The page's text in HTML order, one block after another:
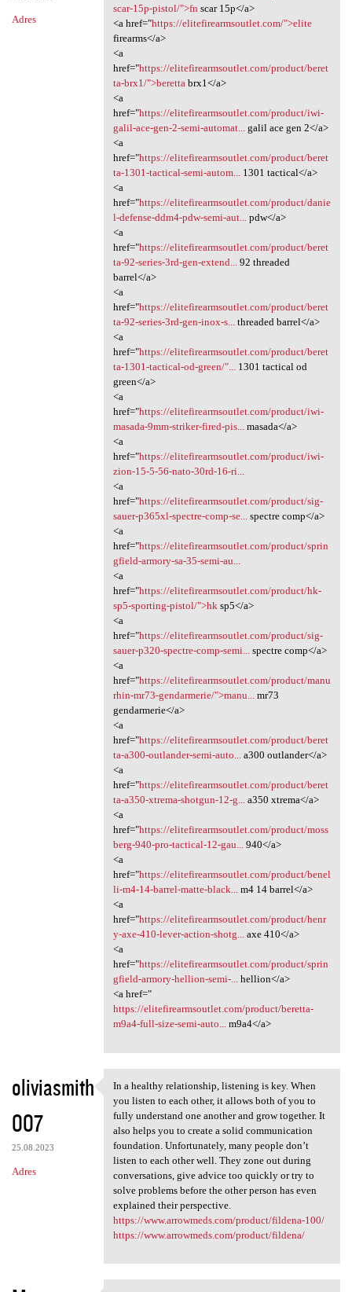
Adres
scar-15p-pistol/">fn scar 15p</a>
<a href="https://elitefirearmsoutlet.com/">elite
firearms</a>
<a
href="https://elitefirearmsoutlet.com/product/beret
ta-brx1/">beretta brx1</a>
<a
href="https://elitefirearmsoutlet.com/product/iwi-
galil-ace-gen-2-semi-automat...
galil ace gen 2</a>
<a
href="https://elitefirearmsoutlet.com/product/beret
ta-1301-tactical-semi-autom...
1301 tactical</a>
<a
href="https://elitefirearmsoutlet.com/product/danie
l-defense-ddm4-pdw-semi-aut...
pdw</a>
<a
href="https://elitefirearmsoutlet.com/product/beret
ta-92-series-3rd-gen-extend...
92 threaded
barrel</a>
<a
href="https://elitefirearmsoutlet.com/product/beret
ta-92-series-3rd-gen-inox-s...
threaded barrel</a>
<a
href="https://elitefirearmsoutlet.com/product/beret
ta-1301-tactical-od-green/"...
1301 tactical od
green</a>
<a
href="https://elitefirearmsoutlet.com/product/iwi-
masada-9mm-striker-fired-pis...
masada</a>
<a
href="https://elitefirearmsoutlet.com/product/iwi-
zion-15-5-56-nato-30rd-16-ri...
<a
href="https://elitefirearmsoutlet.com/product/sig-
sauer-p365xl-spectre-comp-se...
spectre comp</a>
<a
href="https://elitefirearmsoutlet.com/product/sprin
gfield-armory-sa-35-semi-au...
<a
href="https://elitefirearmsoutlet.com/product/hk-
sp5-sporting-pistol/">hk sp5</a>
<a
href="https://elitefirearmsoutlet.com/product/sig-
sauer-p320-spectre-comp-semi...
spectre comp</a>
<a
href="https://elitefirearmsoutlet.com/product/manu
rhin-mr73-gendarmerie/">manu...
mr73
gendarmerie</a>
<a
href="https://elitefirearmsoutlet.com/product/beret
ta-a300-outlander-semi-auto...
a300 outlander</a>
<a
href="https://elitefirearmsoutlet.com/product/beret
ta-a350-xtrema-shotgun-12-g...
a350 xtrema</a>
<a
href="https://elitefirearmsoutlet.com/product/moss
berg-940-pro-tactical-12-gau...
940</a>
<a
href="https://elitefirearmsoutlet.com/product/benel
li-m4-14-barrel-matte-black...
m4 14 barrel</a>
<a
href="https://elitefirearmsoutlet.com/product/henr
y-axe-410-lever-action-shotg...
axe 410</a>
<a
href="https://elitefirearmsoutlet.com/product/sprin
gfield-armory-hellion-semi-...
hellion</a>
<a href="
https://elitefirearmsoutlet.com/product/beretta-
m9a4-full-size-semi-auto...
m9a4</a>
oliviasmith
007
25.08.2023
Adres
In a healthy relationship,
In a healthy relationship, listening is key. When
you listen to each other, it allows both of you to
fully understand one another and grow together. It
also helps you to create a solid communication
foundation. Unfortunately, many people don’t
listen to each other well. They zone out during
conversations, give advice too quickly or try to
solve problems before the other person has even
explained their perspective.
https://www.arrowmeds.com/product/fildena-100/
https://www.arrowmeds.com/product/fildena/